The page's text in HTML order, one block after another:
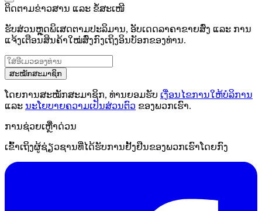
ຕິດຕາມຂ່າວສານ ແລະ ຂໍ້ສະເໜີ
ຮັບສ່ວນຫຼຸດພິເສດຕາມປະລິມານ, ອັບເດດລາຄາຂາຍສົ່ງ ແລະ ການ
ແຈ້ງເຕືອນສິນຄ້າໃໝ່ສົ່ງກົງເຖິງອິນບັອກຂອງທ່ານ.
ສະໝັກສະມາຊິກ
ໂດຍການສະໝັກສະມາຊິກ, ທ່ານຍອມຮັບ ເງື່ອນໄຂການໃຫ້ບໍລິການ
ແລະ ນະໂຍບາຍຄວາມເປັນສ່ວນຕົວ ຂອງພວກເຮົາ.
ການຊ່ວຍເຫຼືໍາດ່ວນ
ເຂົ້າເຖິງຜູ້ຊ່ຽວຊານທີ່ໄດ້ຮັບການຢັ້ງຢືນຂອງພວກເຮົາໂດຍກົງ